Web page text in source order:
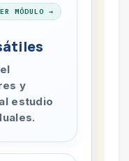
MÓDULO →
y
estudio